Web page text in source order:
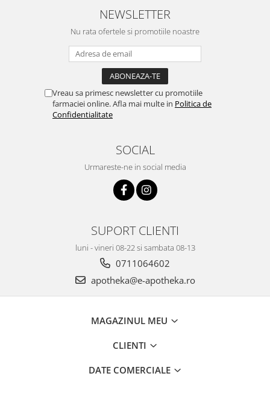
NEWSLETTER
Nu rata ofertele si promotiile noastre
Vreau sa primesc newsletter cu promotiile
farmaciei online. Afla mai multe in Politica de
Confidentialitate
SOCIAL
Urmareste-ne in social media
SUPORT CLIENTI
luni - vineri 08-22 si sambata 08-13
0711064602
apotheka@e-apotheka.ro
MAGAZINUL MEU
CLIENTI
DATE COMERCIALE